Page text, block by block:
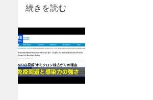
続きを読む